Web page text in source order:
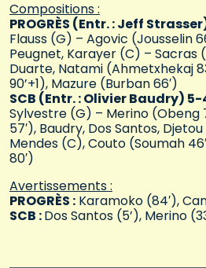
Compositions :
PROGRÈS (Entr. : Jeff
Flauss (G) – Agovic (Jousselin
Peugnet, Karayer (C) – Sacras
Duarte, Natami (Ahmetxhekaj
90’+1), Mazure (Burban 66′)
SCB (Entr. : Olivier Baudry) 5-
Sylvestre (G) – Merino (Obeng
57′), Baudry, Dos Santos,
Mendes (C), Couto (Soumah
80′)
Avertissements :
PROGRÈS : Karamoko (84′),
SCB :Dos Santos (5’), Merino